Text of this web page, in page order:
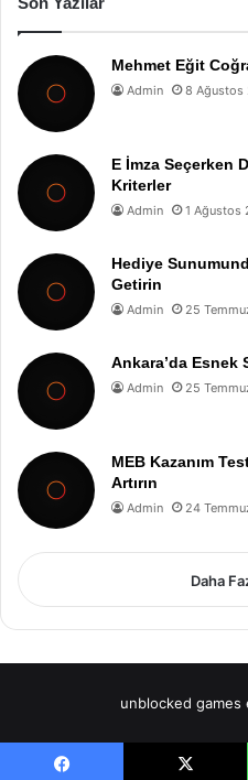
Mehmet Eğit
Admin 8 Ağustos
E İmza Seçerken
Kriterler
Admin 1 Ağustos
Hediye
Getirin
Admin 25
Ankara’da Esnek
Admin 25
MEB Kazanım
Artırın
Admin 24
Daha
unblocked games